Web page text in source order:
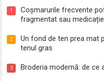
1
Coșmarurile frecvente
fragmentat sau medicație
2
Un fond de ten prea mat
tenul gras
3 Broderia modernă: de ce